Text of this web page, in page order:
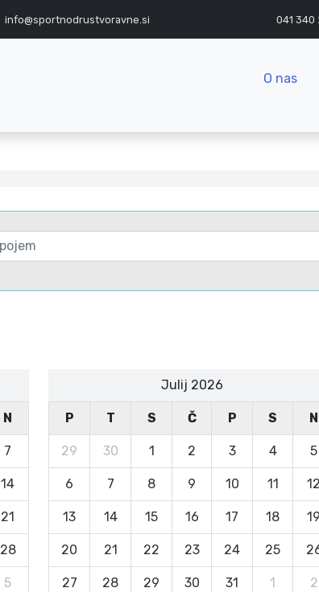
info@sportnodrustvoravne.si 041 340
O nas
N
7
14
21
28
5
Julij 2026
P T S Č P S N
29 30 1 2 3 4 5
6 7 8 9 10 11 12
13 14 15 16 17 18 19
20 21 22 23 24 25
27 28 29 30 31 1 2